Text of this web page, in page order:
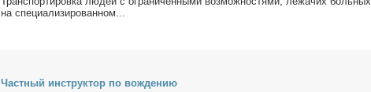
на спе­ци­а­ли­зи­ро­ван­ном...
Част­ный ин­струк­тор по во­жде­нию